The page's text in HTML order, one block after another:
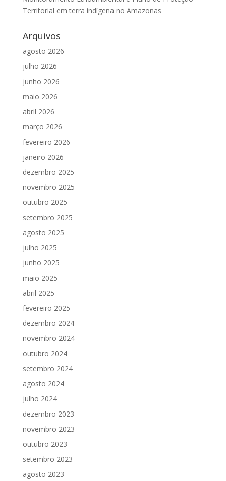
Territorial em terra indígena no Amazonas
Arquivos
agosto 2026
julho 2026
junho 2026
maio 2026
abril 2026
março 2026
fevereiro 2026
janeiro 2026
dezembro 2025
novembro 2025
outubro 2025
setembro 2025
agosto 2025
julho 2025
junho 2025
maio 2025
abril 2025
fevereiro 2025
dezembro 2024
novembro 2024
outubro 2024
setembro 2024
agosto 2024
julho 2024
dezembro 2023
novembro 2023
outubro 2023
setembro 2023
agosto 2023